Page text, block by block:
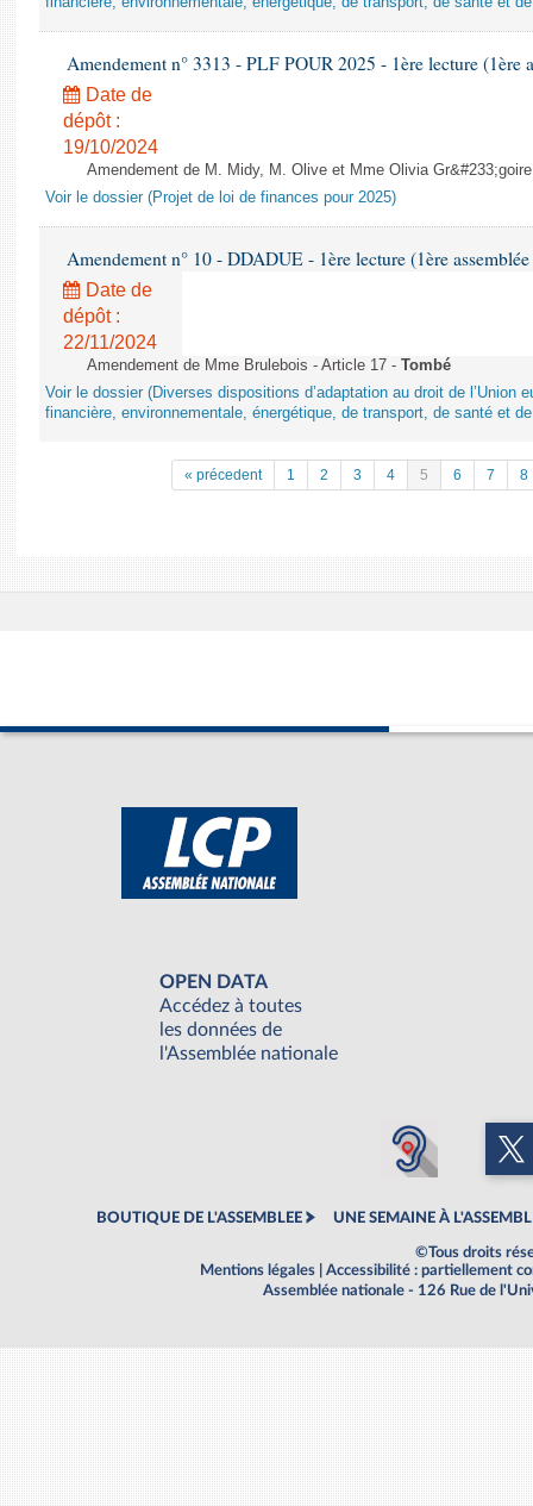
Amendement n° 3313 - PLF POUR 2025 - 1ère lecture (1ère
Date de
dépôt :
19/10/2024
Amendement de M. Midy, M. Olive et Mme Olivia
Voir le dossier (Projet de loi de finances pour 2025)
Amendement n° 10 - DDADUE - 1ère lecture (1ère
Date de
dépôt :
22/11/2024
Amendement de Mme Brulebois - Article 17 - Tombé
Voir le dossier (Diverses dispositions d’adaptation au droit de l’Union
financière, environnementale, énergétique, de transport, de santé et
« précedent 1 2 3 4 5 6 7 8
OPEN DATA
Accédez à toutes
les données de
l'Assemblée nationale
BOUTIQUE DE L'ASSEMBLEE UNE SEMAINE À
©Tous droits
Mentions légales
Accessibilité : partiellement
Assemblée nationale - 126 Rue de